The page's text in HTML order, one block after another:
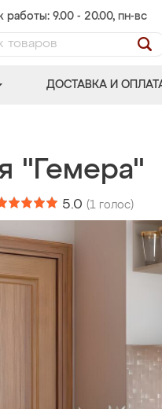
работы: 9.00 - 20.00, пн-вс
ДОСТАВКА И
"Гемера"
5.0 (1 голос)